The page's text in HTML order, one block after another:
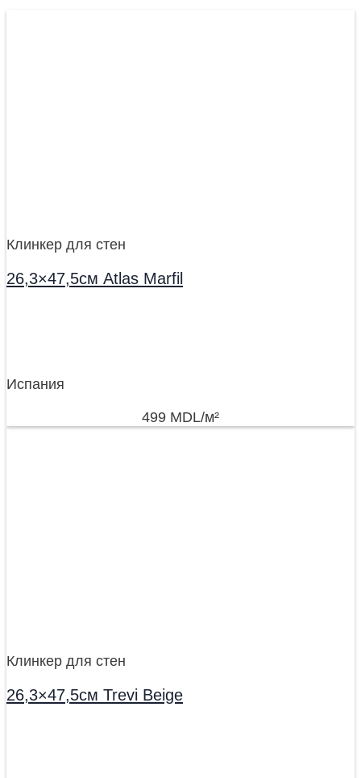
Клинкер для стен
26,3×47,5см Atlas Marfil
Испания
499 MDL/м²
Клинкер для стен
26,3×47,5см Trevi Beige